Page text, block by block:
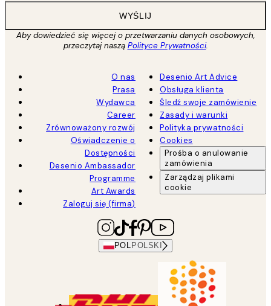
WYŚLIJ
Aby dowiedzieć się więcej o przetwarzaniu danych osobowych,
przeczytaj naszą Polityce Prywatności.
O nas
Prasa
Wydawca
Career
Zrównoważony rozwój
Oświadczenie o
Dostępności
Desenio Ambassador
Programme
Art Awards
Zaloguj się (firma)
Desenio Art Advice
Obsługa klienta
Śledź swoje zamówienie
Zasady i warunki
Polityka prywatności
Cookies
Prośba o anulowanie
zamówienia
Zarządzaj plikami
cookie
POL POLSKI